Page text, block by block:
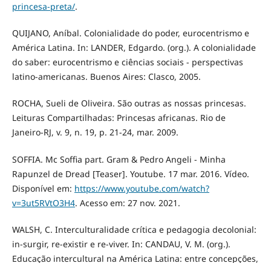
princesa-preta/.
QUIJANO, Aníbal. Colonialidade do poder, eurocentrismo e
América Latina. In: LANDER, Edgardo. (org.). A colonialidade
do saber: eurocentrismo e ciências sociais - perspectivas
latino-americanas. Buenos Aires: Clasco, 2005.
ROCHA, Sueli de Oliveira. São outras as nossas princesas.
Leituras Compartilhadas: Princesas africanas. Rio de
Janeiro-RJ, v. 9, n. 19, p. 21-24, mar. 2009.
SOFFIA. Mc Soffia part. Gram & Pedro Angeli - Minha
Rapunzel de Dread [Teaser]. Youtube. 17 mar. 2016. Vídeo.
Disponível em: https://www.youtube.com/watch?
v=3ut5RVtO3H4. Acesso em: 27 nov. 2021.
WALSH, C. Interculturalidade crítica e pedagogia decolonial:
in-surgir, re-existir e re-viver. In: CANDAU, V. M. (org.).
Educação intercultural na América Latina: entre concepções,